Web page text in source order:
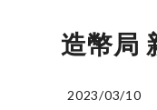
造幣局
2023/03/10